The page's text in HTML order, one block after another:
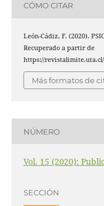
CÓMO CITAR
León-Cádiz, F. (2020).
Recuperado a partir de
https://
Más formatos de
NÚMERO
Vol. 15 (2020):
SECCIÓN